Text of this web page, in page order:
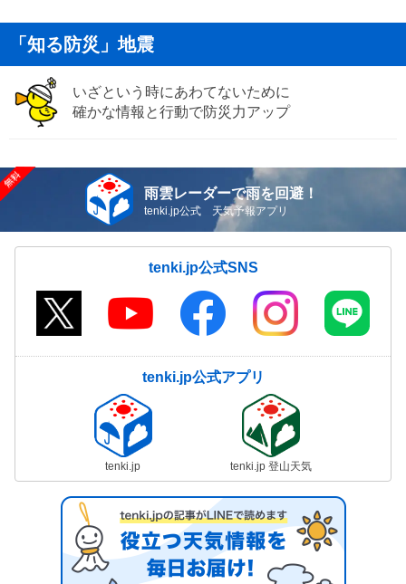
「知る防災」地震
いざという時にあわてないために
確かな情報と行動で防災力アップ
雨雲レーダーで雨を回避！
tenki.jp公式 天気予報アプリ
tenki.jp公式SNS
tenki.jp公式アプリ
tenki.jp tenki.jp 登山天気